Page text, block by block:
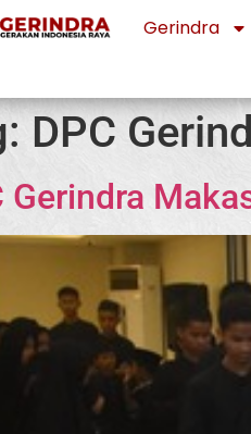
Gerindra
DPC
Gerindra